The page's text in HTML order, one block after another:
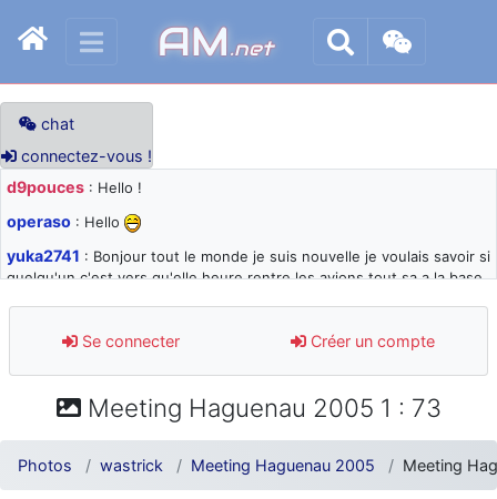
AM.net
chat
connectez-vous !
d9pouces : Hello !
operaso : Hello
yuka2741 : Bonjour tout le monde je suis nouvelle je voulais savoir si
quelqu'un c'est vers qu'elle heure rentre les avions tout sa a la base
d9pouces: désolé pour les quelques blocages du site ces derniers
jours : je teste des méthodes contre le spam et les bots trop nocifs
paxwax: Super, la nouvelle bannière
d9pouces
: je suis un avion@,._,+ > lesquels ? je ne suis pas sûr de
comprendre
Se connecter Créer un compte
Meeting Haguenau 2005 1 : 73
Photos wastrick Meeting Haguenau 2005 Meeting